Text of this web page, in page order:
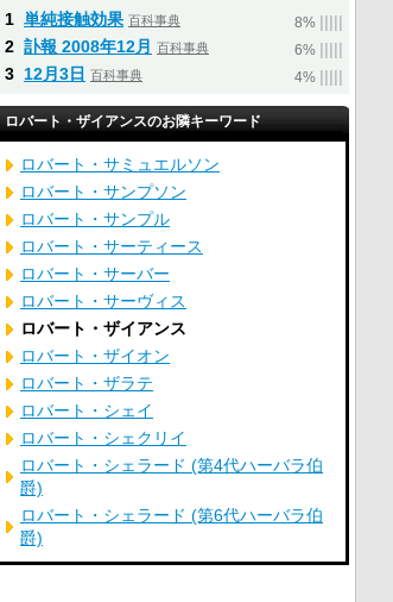
1 単純接触効果 百科事典 8%
2 訃報 2008年12月 百科事典 6%
3 12月3日 百科事典 4%
ロバート・ザイアンスのお隣キーワード
ロバート・サミュエルソン
ロバート・サンプソン
ロバート・サンプル
ロバート・サーティース
ロバート・サーバー
ロバート・サーヴィス
ロバート・ザイアンス
ロバート・ザイオン
ロバート・ザラテ
ロバート・シェイ
ロバート・シェクリイ
ロバート・シェラード (第4代ハーバラ伯
爵)
ロバート・シェラード (第6代ハーバラ伯
爵)